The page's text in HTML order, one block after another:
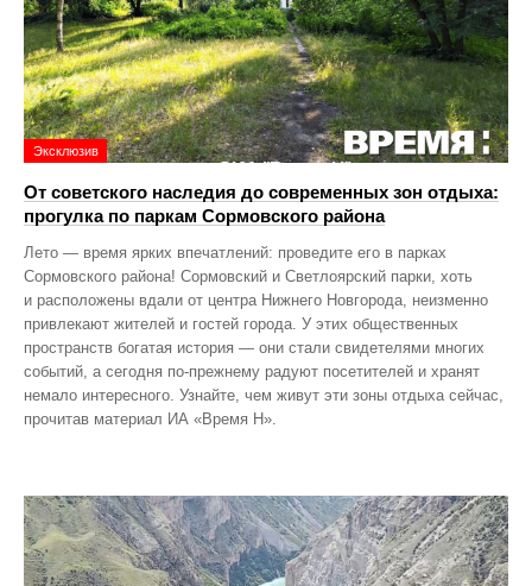
Эксклюзив
От советского наследия до современных зон отдыха:
прогулка по паркам Сормовского района
Лето — время ярких впечатлений: проведите его в парках
Сормовского района! Сормовский и Светлоярский парки, хоть
и расположены вдали от центра Нижнего Новгорода, неизменно
привлекают жителей и гостей города. У этих общественных
пространств богатая история — они стали свидетелями многих
событий, а сегодня по‑прежнему радуют посетителей и хранят
немало интересного. Узнайте, чем живут эти зоны отдыха сейчас,
прочитав материал ИА «Время Н».